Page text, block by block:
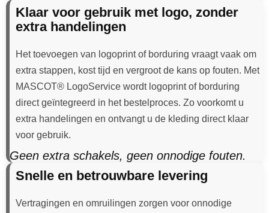
Klaar voor gebruik met logo, zonder
extra handelingen
Het toevoegen van logoprint of borduring vraagt vaak om
extra stappen, kost tijd en vergroot de kans op fouten. Met
MASCOT® LogoService wordt logoprint of borduring
direct geïntegreerd in het bestelproces. Zo voorkomt u
extra handelingen en ontvangt u de kleding direct klaar
voor gebruik.
Geen extra schakels, geen onnodige fouten.
Snelle en betrouwbare levering
Vertragingen en omruilingen zorgen voor onnodige